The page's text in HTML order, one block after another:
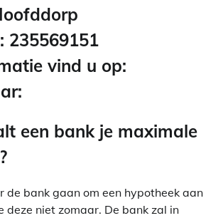
235569151
vind u op:
een bank je maximale
de bank gaan om een hypotheek aan
deze niet zomaar. De bank zal in